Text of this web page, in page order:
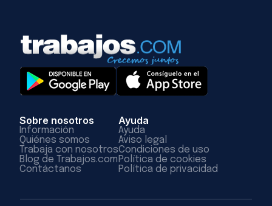
Sobre nosotros
Información
Quiénes somos
Trabaja con nosotros
Blog de Trabajos.com
Contáctanos
Ayuda
Ayuda
Aviso legal
Condiciones de uso
Política de cookies
Política de privacidad